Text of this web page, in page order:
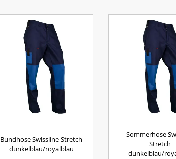
Bundhose Swissline Stretch
dunkelblau/royalblau
Sommerhose
Stretch
dunkelblau/